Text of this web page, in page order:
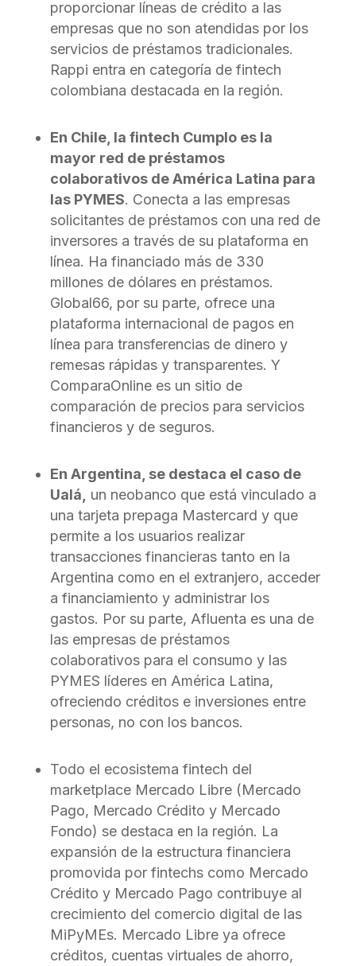
proporcionar líneas de crédito a las
empresas que no son atendidas por los
servicios de préstamos tradicionales.
Rappi entra en categoría de fintech
colombiana destacada en la región.
En Chile, la fintech Cumplo es la
mayor red de préstamos
colaborativos de América Latina para
las PYMES. Conecta a las empresas
solicitantes de préstamos con una red de
inversores a través de su plataforma en
línea. Ha financiado más de 330
millones de dólares en préstamos.
Global66, por su parte, ofrece una
plataforma internacional de pagos en
línea para transferencias de dinero y
remesas rápidas y transparentes. Y
ComparaOnline es un sitio de
comparación de precios para servicios
financieros y de seguros.
En Argentina, se destaca el caso de
Ualá,
un neobanco que está vinculado a
una tarjeta prepaga Mastercard y que
permite a los usuarios realizar
transacciones financieras tanto en la
Argentina como en el extranjero, acceder
a financiamiento y administrar los
gastos. Por su parte, Afluenta es una de
las empresas de préstamos
colaborativos para el consumo y las
PYMES líderes en América Latina,
ofreciendo créditos e inversiones entre
personas, no con los bancos.
Todo el ecosistema fintech del
marketplace Mercado Libre (Mercado
Pago, Mercado Crédito y Mercado
Fondo) se destaca en la región. La
expansión de la estructura financiera
promovida por fintechs como Mercado
Crédito y Mercado Pago contribuye al
crecimiento del comercio digital de las
MiPyMEs. Mercado Libre ya ofrece
créditos, cuentas virtuales de ahorro,